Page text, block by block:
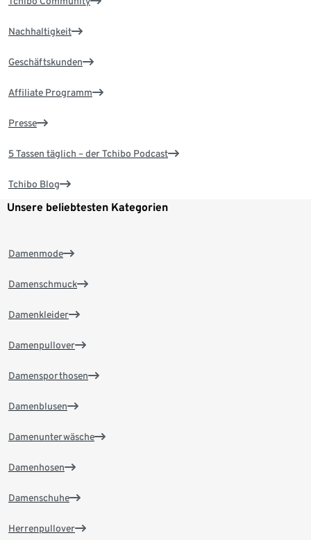
Nachhaltigkeit
Geschäftskunden
Affiliate Programm
Presse
5 Tassen täglich – der Tchibo Podcast
Tchibo Blog
Unsere beliebtesten Kategorien
Damenmode
Damenschmuck
Damenkleider
Damenpullover
Damensporthosen
Damenblusen
Damenunterwäsche
Damenhosen
Damenschuhe
Herrenpullover